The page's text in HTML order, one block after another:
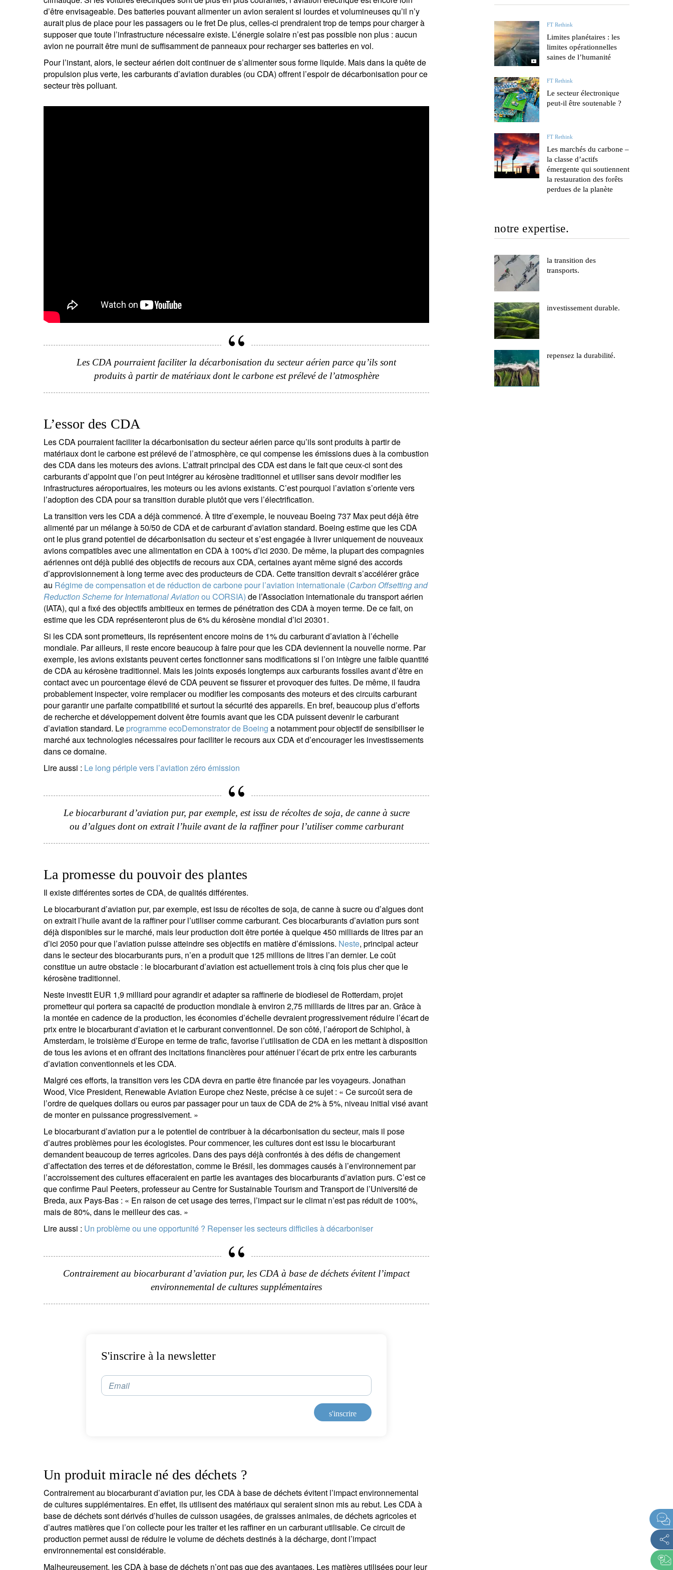
moyen-orient.
brésil.
entrepreneurs.
UHNWI grands patrimoines.
d’être envisageable. Des batteries pouvant alimenter un avion seraient si lourdes et volumineuses qu’il n’y
aurait plus de place pour les passagers ou le fret De plus, celles-ci prendraient trop de temps pour charger à
supposer que toute l’infrastructure nécessaire existe. L’énergie solaire n’est pas possible non plus : aucun
avion ne pourrait être muni de suffisamment de panneaux pour recharger ses batteries en vol.
Pour l’instant, alors, le secteur aérien doit continuer de s’alimenter sous forme liquide. Mais dans la quête de
propulsion plus verte, les carburants d’aviation durables (ou CDA) offrent l’espoir de décarbonisation pour ce
secteur très polluant.
Les CDA pourraient faciliter la décarbonisation du secteur aérien parce qu’ils sont
produits à partir de matériaux dont le carbone est prélevé de l’atmosphère
L’essor des CDA
Les CDA pourraient faciliter la décarbonisation du secteur aérien parce qu’ils sont produits à partir de
matériaux dont le carbone est prélevé de l’atmosphère, ce qui compense les émissions dues à la combustion
des CDA dans les moteurs des avions. L’attrait principal des CDA est dans le fait que ceux-ci sont des
carburants d’appoint que l’on peut intégrer au kérosène traditionnel et utiliser sans devoir modifier les
infrastructures aéroportuaires, les moteurs ou les avions existants. C’est pourquoi l’aviation s’oriente vers
l’adoption des CDA pour sa transition durable plutôt que vers l’électrification.
La transition vers les CDA a déjà commencé. À titre d’exemple, le nouveau Boeing 737 Max peut déjà être
alimenté par un mélange à 50/50 de CDA et de carburant d’aviation standard. Boeing estime que les CDA
ont le plus grand potentiel de décarbonisation du secteur et s’est engagée à livrer uniquement de nouveaux
avions compatibles avec une alimentation en CDA à 100% d’ici 2030. De même, la plupart des compagnies
aériennes ont déjà publié des objectifs de recours aux CDA, certaines ayant même signé des accords
d’approvisionnement à long terme avec des producteurs de CDA. Cette transition devrait s’accélérer grâce
au Régime de compensation et de réduction de carbone pour l’aviation internationale (Carbon Offsetting and
Reduction Scheme for International Aviationou CORSIA) de l’Association internationale du transport aérien
(IATA), qui a fixé des objectifs ambitieux en termes de pénétration des CDA à moyen terme. De ce fait, on
estime que les CDA représenteront plus de 6% du kérosène mondial d’ici 20301.
Si les CDA sont prometteurs, ils représentent encore moins de 1% du carburant d’aviation à l’échelle
mondiale. Par ailleurs, il reste encore beaucoup à faire pour que les CDA deviennent la nouvelle norme. Par
exemple, les avions existants peuvent certes fonctionner sans modifications si l’on intègre une faible quantité
de CDA au kérosène traditionnel. Mais les joints exposés longtemps aux carburants fossiles avant d’être en
contact avec un pourcentage élevé de CDA peuvent se fissurer et provoquer des fuites. De même, il faudra
probablement inspecter, voire remplacer ou modifier les composants des moteurs et des circuits carburant
pour garantir une parfaite compatibilité et surtout la sécurité des appareils. En bref, beaucoup plus d’efforts
de recherche et développement doivent être fournis avant que les CDA puissent devenir le carburant
d’aviation standard. Le programme ecoDemonstrator de Boeing a notamment pour objectif de sensibiliser le
marché aux technologies nécessaires pour faciliter le recours aux CDA et d’encourager les investissements
dans ce domaine.
Lire aussi : Le long périple vers l’aviation zéro émission
Le biocarburant d’aviation pur, par exemple, est issu de récoltes de soja, de canne à sucre
ou d’algues dont on extrait l’huile avant de la raffiner pour l’utiliser comme carburant
La promesse du pouvoir des plantes
Il existe différentes sortes de CDA, de qualités différentes.
Le biocarburant d’aviation pur, par exemple, est issu de récoltes de soja, de canne à sucre ou d’algues dont
on extrait l’huile avant de la raffiner pour l’utiliser comme carburant. Ces biocarburants d’aviation purs sont
déjà disponibles sur le marché, mais leur production doit être portée à quelque 450 milliards de litres par an
d’ici 2050 pour que l’aviation puisse atteindre ses objectifs en matière d’émissions. Neste, principal acteur
dans le secteur des biocarburants purs, n’en a produit que 125 millions de litres l’an dernier. Le coût
constitue un autre obstacle : le biocarburant d’aviation est actuellement trois à cinq fois plus cher que le
kérosène traditionnel.
Neste investit EUR 1,9 milliard pour agrandir et adapter sa raffinerie de biodiesel de Rotterdam, projet
prometteur qui portera sa capacité de production mondiale à environ 2,75 milliards de litres par an. Grâce à
la montée en cadence de la production, les économies d’échelle devraient progressivement réduire l’écart de
prix entre le biocarburant d’aviation et le carburant conventionnel. De son côté, l’aéroport de Schiphol, à
Amsterdam, le troisième d’Europe en terme de trafic, favorise l’utilisation de CDA en les mettant à disposition
de tous les avions et en offrant des incitations financières pour atténuer l’écart de prix entre les carburants
d’aviation conventionnels et les CDA.
Malgré ces efforts, la transition vers les CDA devra en partie être financée par les voyageurs. Jonathan
Wood, Vice President, Renewable Aviation Europe chez Neste, précise à ce sujet : « Ce surcoût sera de
l’ordre de quelques dollars ou euros par passager pour un taux de CDA de 2% à 5%, niveau initial visé avant
de monter en puissance progressivement. »
Le biocarburant d’aviation pur a le potentiel de contribuer à la décarbonisation du secteur, mais il pose
d’autres problèmes pour les écologistes. Pour commencer, les cultures dont est issu le biocarburant
demandent beaucoup de terres agricoles. Dans des pays déjà confrontés à des défis de changement
d’affectation des terres et de déforestation, comme le Brésil, les dommages causés à l’environnement par
l’accroissement des cultures effaceraient en partie les avantages des biocarburants d’aviation purs. C’est ce
que confirme Paul Peeters, professeur au Centre for Sustainable Tourism and Transport de l’Université de
Breda, aux Pays-Bas : « En raison de cet usage des terres, l’impact sur le climat n’est pas réduit de 100%,
mais de 80%, dans le meilleur des cas. »
Lire aussi : Un problème ou une opportunité ? Repenser les secteurs difficiles à décarboniser
Contrairement au biocarburant d’aviation pur, les CDA à base de déchets évitent l’impact
environnemental de cultures supplémentaires
S'inscrire à la newsletter
Email
s'inscrire
Un produit miracle né des déchets ?
Contrairement au biocarburant d’aviation pur, les CDA à base de déchets évitent l’impact environnemental
de cultures supplémentaires. En effet, ils utilisent des matériaux qui seraient sinon mis au rebut. Les CDA à
base de déchets sont dérivés d’huiles de cuisson usagées, de graisses animales, de déchets agricoles et
d’autres matières que l’on collecte pour les traiter et les raffiner en un carburant utilisable. Ce circuit de
production permet aussi de réduire le volume de déchets destinés à la décharge, dont l’impact
environnemental est considérable.
Malheureusement, les CDA à base de déchets n’ont pas que des avantages. Les matières utilisées pour leur
FT Rethink
Limites planétaires : les
limites opérationnelles
saines de l’humanité
FT Rethink
Le secteur électronique
peut-il être soutenable ?
FT Rethink
Les marchés du carbone –
la classe d’actifs
émergente qui soutiennent
la restauration des forêts
perdues de la planète
notre expertise.
la transition des
transports.
investissement durable.
repensez la durabilité.
S'inscrire à la newsletter
Email
Select an Option
Civilité
Select an Option
Pays de résidence
Je ne suis pas résident ou citoyen
des Etats-Unis
Vos informations seront utilisées conformément à notrepolitique de
confidentialité.